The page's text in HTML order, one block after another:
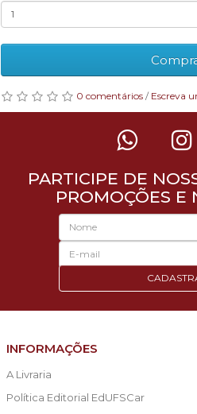
0 comentários / Escreva
PARTICIPE DE
PROMOÇÕES E
INFORMAÇÕES
A Livraria
Política Editorial EdUFSCar